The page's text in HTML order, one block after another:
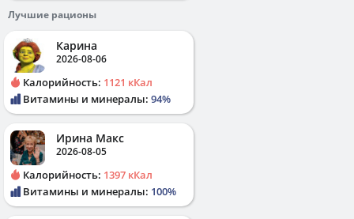
Лучшие рационы
Карина
2026-08-06
Калорийность: 1121 кКал
Витамины и минералы: 94%
Ирина Макс
2026-08-05
Калорийность: 1397 кКал
Витамины и минералы: 100%